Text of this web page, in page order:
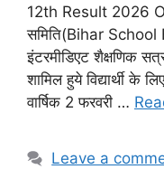
12th Result 2026 Out:
समिति(Bihar School
इंटरमीडिएट शैक्षणिक
शामिल हुये विद्यार्थी के
वार्षिक 2 फरवरी …
Leave a